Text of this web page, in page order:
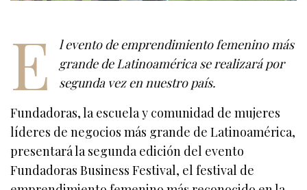
E
l evento de emprendimiento femenino más
grande de Latinoamérica se realizará por
segunda vez en nuestro país.
Fundadoras, la escuela y comunidad de mujeres
líderes de negocios más grande de Latinoamérica,
presentará la segunda edición del evento
Fundadoras Business Festival, el festival de